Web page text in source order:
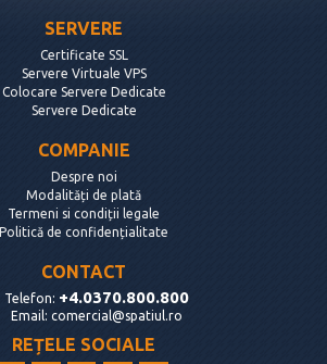
SERVERE
Certificate SSL
Servere Virtuale VPS
Colocare Servere Dedicate
Servere Dedicate
COMPANIE
Despre noi
Modalități de plată
Termeni si condiții legale
Politică de confidențialitate
CONTACT
Telefon: +4.0370.800.800
Email: comercial@spatiul.ro
REȚELE SOCIALE